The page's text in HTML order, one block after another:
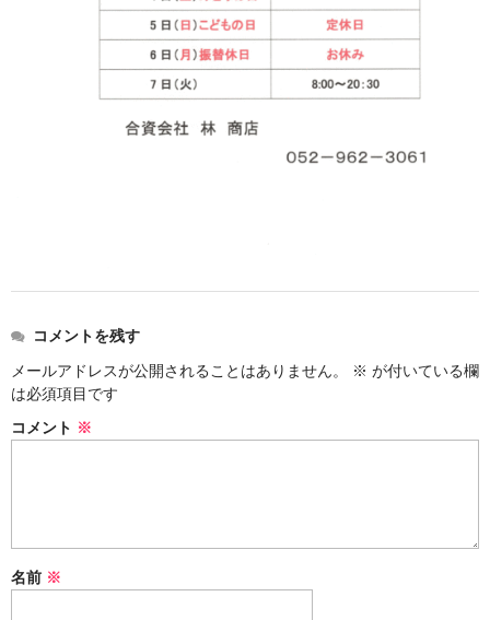
睡龍・生もとのどぶ 久保本家酒造（奈良県宇陀市）
竹泉 田治米（兵庫県朝来市）
奥播磨 下村酒造店（兵庫県姫路市安富町）
諏訪泉 諏訪酒造（鳥取県八頭郡智頭町）
小鹿 小鹿酒造（鹿児島県鹿屋市)
明るい農村 霧島町蒸留所（鹿児島県霧島市）
自 然 派 ワ イ ン
コメントを残す
メールアドレスが公開されることはありません。
※ が付いている欄
は必須項目です
コメント ※
名前 ※